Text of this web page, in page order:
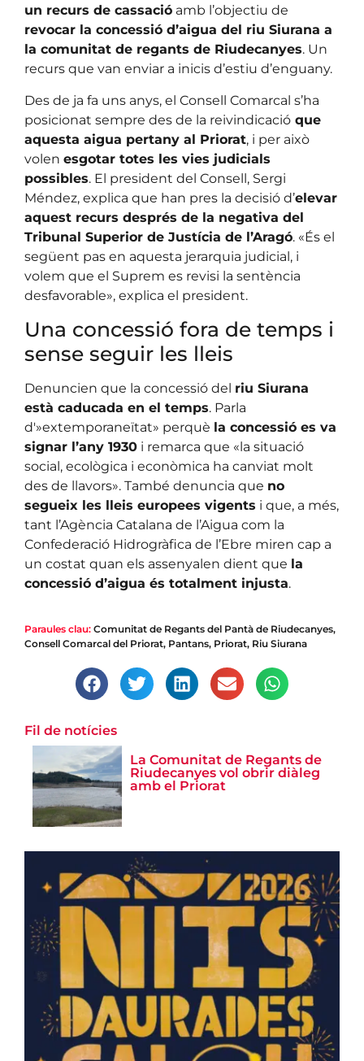
un recurs de cassació amb l’objectiu de
revocar la concessió d’aigua del riu Siurana a
la comunitat de regants de Riudecanyes. Un
recurs que van enviar a inicis d’estiu d’enguany.
Des de ja fa uns anys, el Consell Comarcal s’ha
posicionat sempre des de la reivindicació que
aquesta aigua pertany al Priorat, i per això
volen esgotar totes les vies judicials
possibles. El president del Consell, Sergi
Méndez, explica que han pres la decisió d’elevar
aquest recurs després de la negativa del
Tribunal Superior de Justícia de l’Aragó. «És el
següent pas en aquesta jerarquia judicial, i
volem que el Suprem es revisi la sentència
desfavorable», explica el president.
Una concessió fora de temps i
sense seguir les lleis
Denuncien que la concessió del riu Siurana
està caducada en el temps. Parla
d'»extemporaneïtat» perquè la concessió es va
signar l’any 1930 i remarca que «la situació
social, ecològica i econòmica ha canviat molt
des de llavors». També denuncia que no
segueix les lleis europees vigents i que, a més,
tant l’Agència Catalana de l’Aigua com la
Confederació Hidrogràfica de l’Ebre miren cap a
un costat quan els assenyalen dient que la
concessió d’aigua és totalment injusta.
Paraules clau: Comunitat de Regants del Pantà de Riudecanyes,
Consell Comarcal del Priorat, Pantans, Priorat, Riu Siurana
Fil de notícies
La Comunitat de Regants de
Riudecanyes vol obrir diàleg
amb el Priorat